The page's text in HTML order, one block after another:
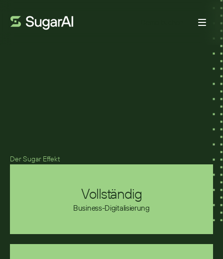
Direktvertriebsstrategie zu
Der Sugar Effekt
Vollständig
Business-Digitalisierung